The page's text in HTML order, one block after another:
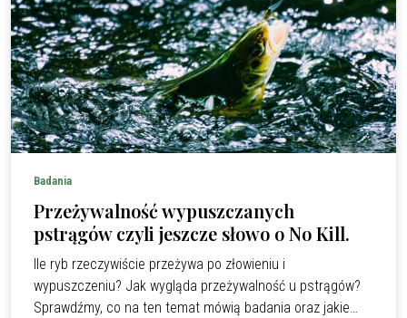
Badania
Przeżywalność wypuszczanych
pstrągów czyli jeszcze słowo o No Kill.
Ile ryb rzeczywiście przeżywa po złowieniu i
wypuszczeniu? Jak wygląda przeżywalność u pstrągów?
Sprawdźmy, co na ten temat mówią badania oraz jakie